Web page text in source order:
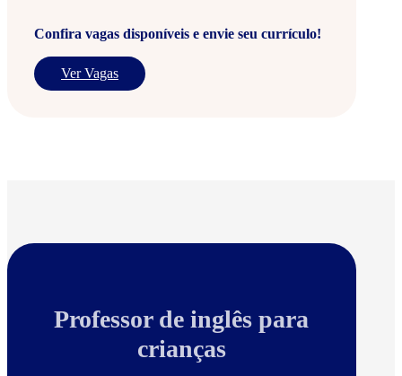
Confira vagas disponíveis e envie seu currículo!
Ver Vagas
Professor de inglês para
crianças